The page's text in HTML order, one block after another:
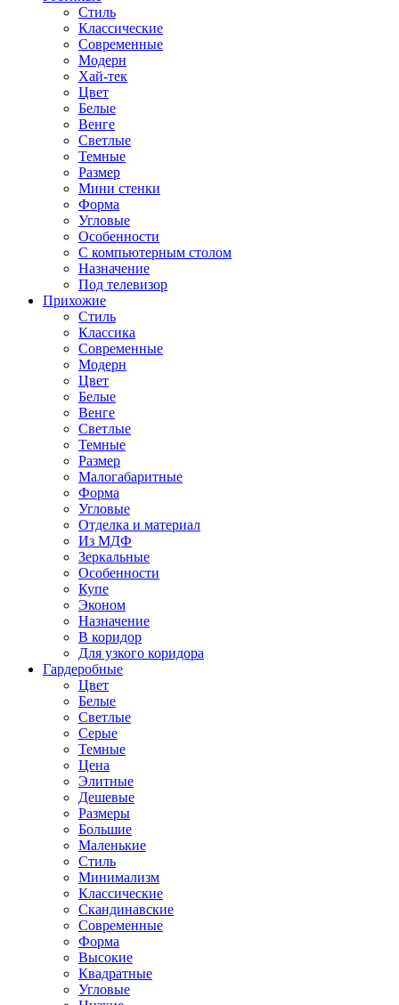
Стиль
Классические
Современные
Модерн
Хай-тек
Цвет
Белые
Венге
Светлые
Темные
Размер
Мини стенки
Форма
Угловые
Особенности
С компьютерным столом
Назначение
Под телевизор
Прихожие
Стиль
Классика
Современные
Модерн
Цвет
Белые
Венге
Светлые
Темные
Размер
Малогабаритные
Форма
Угловые
Отделка и материал
Из МДФ
Зеркальные
Особенности
Купе
Эконом
Назначение
В коридор
Для узкого коридора
Гардеробные
Цвет
Белые
Светлые
Серые
Темные
Цена
Элитные
Дешевые
Размеры
Большие
Маленькие
Стиль
Минимализм
Классические
Скандинавские
Современные
Форма
Высокие
Квадратные
Угловые